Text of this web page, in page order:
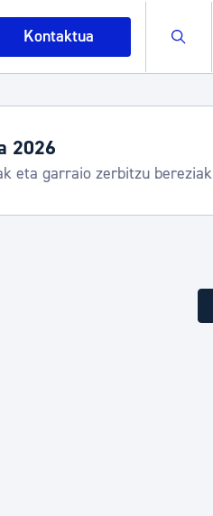
Kontaktua Buscar
eta ingurumena
2026
eta garraio zerbitzu bereziak